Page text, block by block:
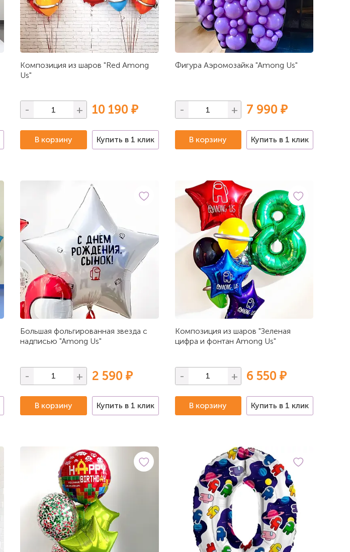
Композиция из шаров "Red Among
Us"
- + 10 190 ₽
В корзину Купить в 1 клик
Фигура Аэромозайка "Among Us"
- + 7 990 ₽
В корзину Купить в 1 клик
Большая фольгированная звезда с
надписью "Among Us"
- + 2 590 ₽
В корзину Купить в 1 клик
Композиция из шаров "Зеленая
цифра и фонтан Among Us"
- + 6 550 ₽
В корзину Купить в 1 клик